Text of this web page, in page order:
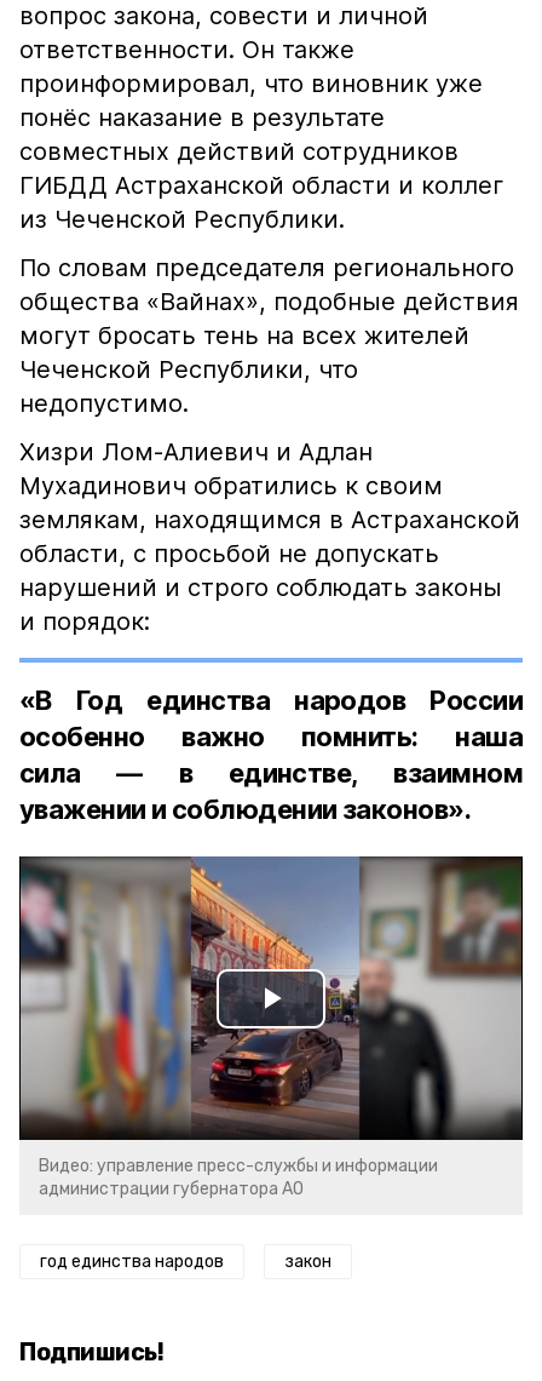
вопрос закона, совести и личной
ответственности. Он также
проинформировал, что виновник уже
понёс наказание в результате
совместных действий сотрудников
ГИБДД Астраханской области и коллег
из Чеченской Республики.
По словам председателя регионального
общества «Вайнах», подобные действия
могут бросать тень на всех жителей
Чеченской Республики, что
недопустимо.
Хизри Лом-Алиевич и Адлан
Мухадинович обратились к своим
землякам, находящимся в Астраханской
области, с просьбой не допускать
нарушений и строго соблюдать законы
и порядок:
«В Год единства народов России
особенно важно помнить: наша
сила — в единстве, взаимном
уважении и соблюдении законов».
Play
Video
Видео: управление пресс-службы и информации
администрации губернатора АО
год единства народов закон
Подпишись!